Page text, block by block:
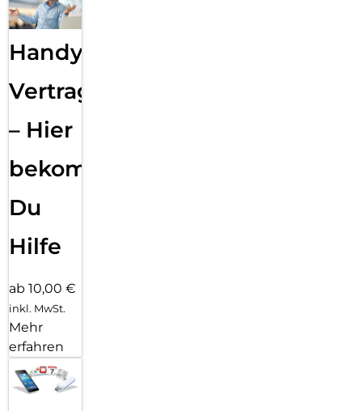
Handy
Vertragsabwicklung
– Hier
bekommst
Du
Hilfe
ab 10,00 €
inkl. MwSt.
Mehr
erfahren